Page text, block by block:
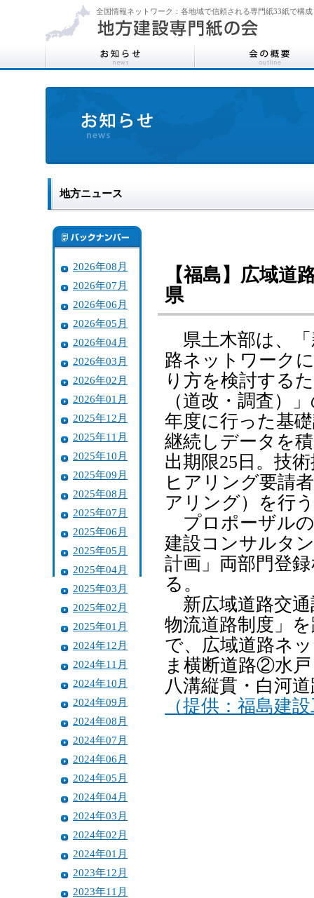
全国情報ネットワーク：各地域で信頼される専門紙33紙で構成
地方ニュース
2026年08月
2026年07月
2026年06月
2026年05月
2026年04月
2026年03月
2026年02月
2026年01月
2025年12月
2025年11月
2025年10月
2025年09月
2025年08月
2025年07月
2025年06月
2025年05月
2025年04月
2025年03月
2025年02月
2025年01月
2024年12月
2024年11月
2024年10月
2024年09月
2024年08月
2024年07月
2024年06月
2024年05月
2024年04月
2024年03月
2024年02月
2024年01月
2023年12月
2023年11月
【福島】広域道
県
県土木部は、「
路ネットワーク
り方を検討する
（道改・調査）
年度に行った基
継続しデータを
出期限25日。技
ヒアリング要請
アリング）を行
プロポーザルの
建設コンサルタ
計画」両部門登
る。
新広域道路交通
物流道路制度」
で、広域道路ネ
ま横断道路②水
八溝縦貫・白河
（提供：福島建